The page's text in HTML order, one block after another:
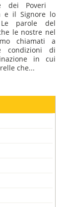
dei Poveri
e il Signore lo
parole del
le nostre nel
chiamati a
condizioni di
in cui
che...